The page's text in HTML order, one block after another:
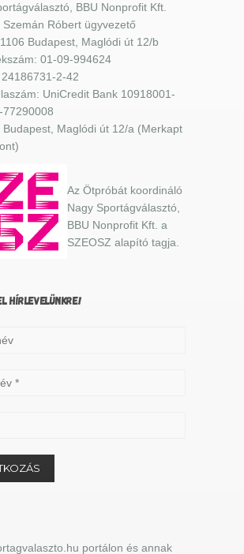
BBU Nonprofit Kft.
Szemán Róbert ügyvezető
Budapest, Maglódi út 12/b
01-09-994624
2-42
UniCredit Bank 10918001-
Budapest, Maglódi út 12/a (Merkapt
Az Ötpróbát koordináló
Nagy Sportágválasztó,
BBU Nonprofit Kft. a
SZEOSZ alapító tagja.
HÍRLEVELÜNKRE!
portálon és annak